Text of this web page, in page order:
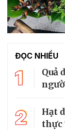
ĐỌC NHIỀU
1
Quả
2
Hạt
thực